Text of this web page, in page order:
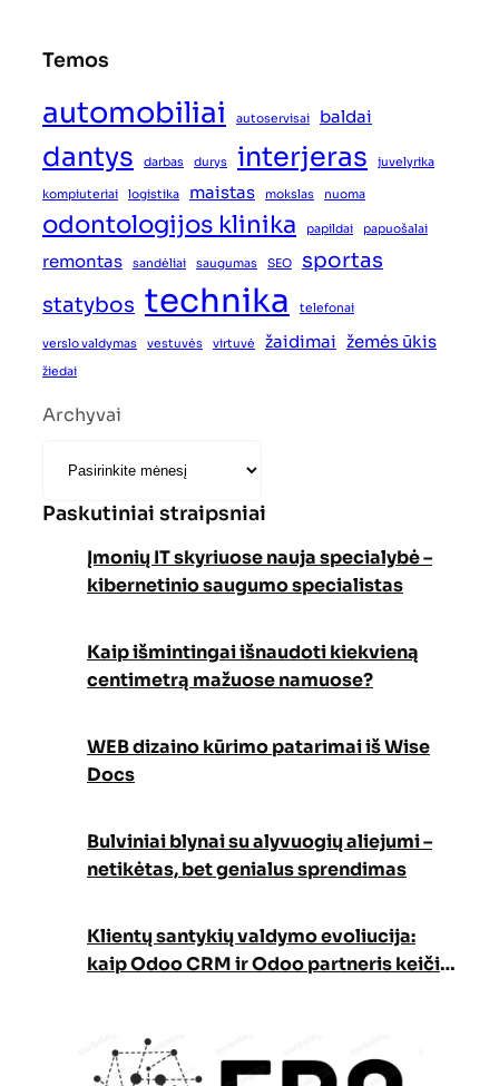
Temos
automobiliai autoservisai baldai
dantys darbas durys interjeras juvelyrika
kompiuteriai logistika maistas mokslas nuoma
odontologijos klinika papildai papuošalai
remontas sandėliai saugumas SEO
sportas
statybos technika telefonai
verslo valdymas vestuvės virtuvė žaidimai žemės ūkis
žiedai
Archyvai
Paskutiniai straipsniai
Įmonių IT skyriuose nauja specialybė –
kibernetinio saugumo specialistas
Kaip išmintingai išnaudoti kiekvieną
centimetrą mažuose namuose?
WEB dizaino kūrimo patarimai iš Wise
Docs
Bulviniai blynai su alyvuogių aliejumi –
netikėtas, bet genialus sprendimas
Klientų santykių valdymo evoliucija:
kaip Odoo CRM ir Odoo partneris keičia